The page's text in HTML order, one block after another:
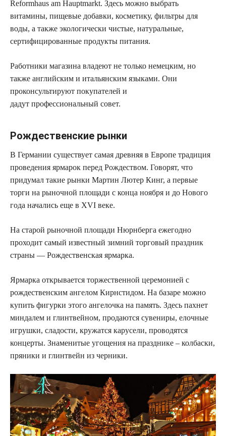
Reformhaus am Hauptmarkt. Здесь можно выбрать
витамины, пищевые добавки, косметику, фильтры для
воды, а также экологически чистые, натуральные,
сертифицированные продукты питания.
Работники магазина владеют не только немецким, но
также английским и итальянским языками. Они
проконсультируют покупателей и
дадут профессиональный совет.
Рождественские рынки
В Германии существует самая древняя в Европе традиция
проведения ярмарок перед Рождеством. Говорят, что
придумал такие рынки Мартин Лютер Кинг, а первые
торги на рыночной площади с конца ноября и до Нового
года начались еще в XVI веке.
На старой рыночной площади Нюрнберга ежегодно
проходит самый известный зимний торговый праздник
страны — Рождественская ярмарка.
Ярмарка открывается торжественной церемонией с
рождественским ангелом Кирнстидом. На базаре можно
купить фигурки этого ангелочка на память. Здесь пахнет
миндалем и глинтвейном, продаются сувениры, елочные
игрушки, сладости, кружатся карусели, проводятся
концерты. Знаменитые угощения на празднике – колбаски,
пряники и глинтвейн из черники.